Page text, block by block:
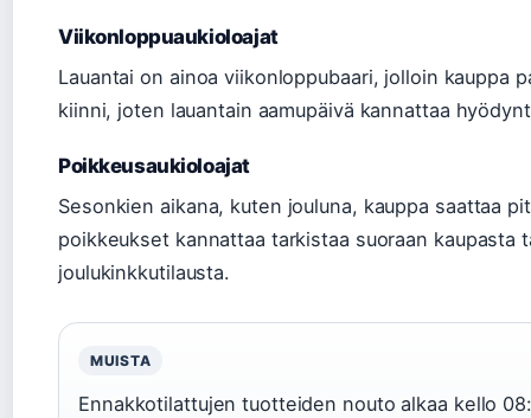
Viikonloppuaukioloajat
Lauantai on ainoa viikonloppubaari, jolloin kauppa
kiinni, joten lauantain aamupäivä kannattaa
Poikkeusaukioloajat
Sesonkien aikana, kuten jouluna, kauppa saattaa
poikkeukset kannattaa tarkistaa suoraan kaupasta
joulukinkkutilausta.
MUISTA
Ennakkotilattujen tuotteiden nouto alkaa kello